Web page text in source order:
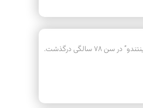
سالگی درگذشت.